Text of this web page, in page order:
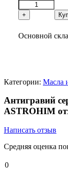
+
Основной
Категории: Масла
Антигравий
ASTROHIM
Написать отзыв
Средняя оценка
0